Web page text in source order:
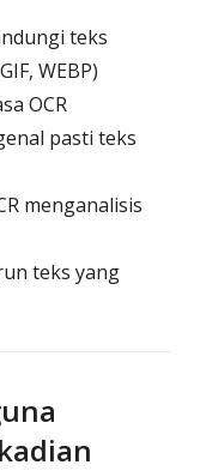
teks
WEBP)
OCR
pasti teks
menganalisis
teks yang